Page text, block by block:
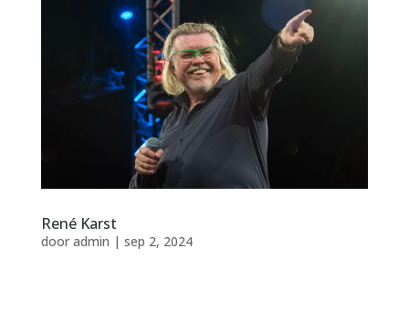
René Karst
door admin | sep 2, 2024